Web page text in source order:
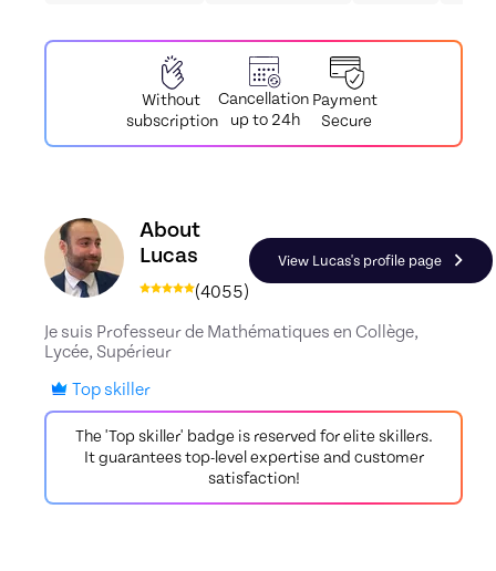
Without
subscription
Cancellation
up to 24h
Payment
Secure
Discover the profile of Lucas, Skiller in Maths
About
Lucas
(4055)
View Lucas's profile page
Je suis Professeur de Mathématiques en Collège,
Lycée, Supérieur
Top skiller
The 'Top skiller' badge is reserved for elite skillers.
It guarantees top-level expertise and customer
satisfaction!